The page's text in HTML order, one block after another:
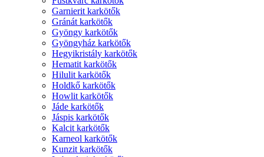
Garnierit karkötők
Gránát karkötők
Gyöngy karkötők
Gyöngyház karkötők
Hegyikristály karkötők
Hematit karkötők
Hilulit karkötők
Holdkő karkötők
Howlit karkötők
Jáde karkötők
Jáspis karkötők
Kalcit karkötők
Karneol karkötők
Kunzit karkötők